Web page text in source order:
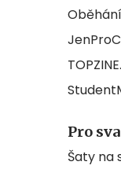
Pro
Šaty na